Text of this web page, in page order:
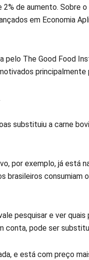
de aumento. Sobre
em Economia
pelo The Good Food
principalmente
substituiu a carne
por exemplo, já está
brasileiros consumiam
pesquisar e ver
conta, pode ser
e está com preço